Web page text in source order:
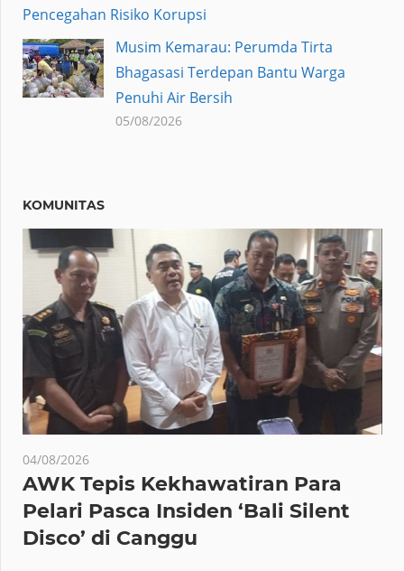
Pencegahan Risiko Korupsi
Musim Kemarau: Perumda Tirta
Bhagasasi Terdepan Bantu Warga
Penuhi Air Bersih
05/08/2026
KOMUNITAS
04/08/2026
AWK Tepis Kekhawatiran Para
Pelari Pasca Insiden ‘Bali Silent
Disco’ di Canggu